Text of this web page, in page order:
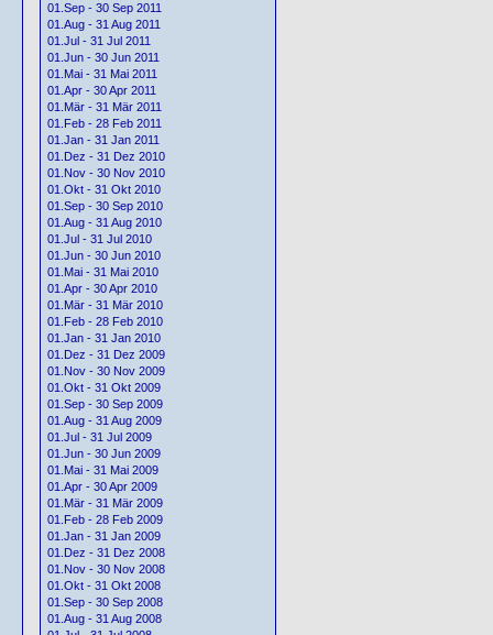
01.Sep - 30 Sep 2011
01.Aug - 31 Aug 2011
01.Jul - 31 Jul 2011
01.Jun - 30 Jun 2011
01.Mai - 31 Mai 2011
01.Apr - 30 Apr 2011
01.Mär - 31 Mär 2011
01.Feb - 28 Feb 2011
01.Jan - 31 Jan 2011
01.Dez - 31 Dez 2010
01.Nov - 30 Nov 2010
01.Okt - 31 Okt 2010
01.Sep - 30 Sep 2010
01.Aug - 31 Aug 2010
01.Jul - 31 Jul 2010
01.Jun - 30 Jun 2010
01.Mai - 31 Mai 2010
01.Apr - 30 Apr 2010
01.Mär - 31 Mär 2010
01.Feb - 28 Feb 2010
01.Jan - 31 Jan 2010
01.Dez - 31 Dez 2009
01.Nov - 30 Nov 2009
01.Okt - 31 Okt 2009
01.Sep - 30 Sep 2009
01.Aug - 31 Aug 2009
01.Jul - 31 Jul 2009
01.Jun - 30 Jun 2009
01.Mai - 31 Mai 2009
01.Apr - 30 Apr 2009
01.Mär - 31 Mär 2009
01.Feb - 28 Feb 2009
01.Jan - 31 Jan 2009
01.Dez - 31 Dez 2008
01.Nov - 30 Nov 2008
01.Okt - 31 Okt 2008
01.Sep - 30 Sep 2008
01.Aug - 31 Aug 2008